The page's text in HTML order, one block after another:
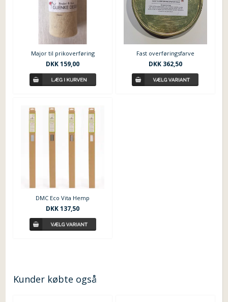
Major til prikoverføring
DKK 159,00
Fast overføringsfarve
DKK 362,50
DMC Eco Vita Hemp
DKK 137,50
Kunder købte også